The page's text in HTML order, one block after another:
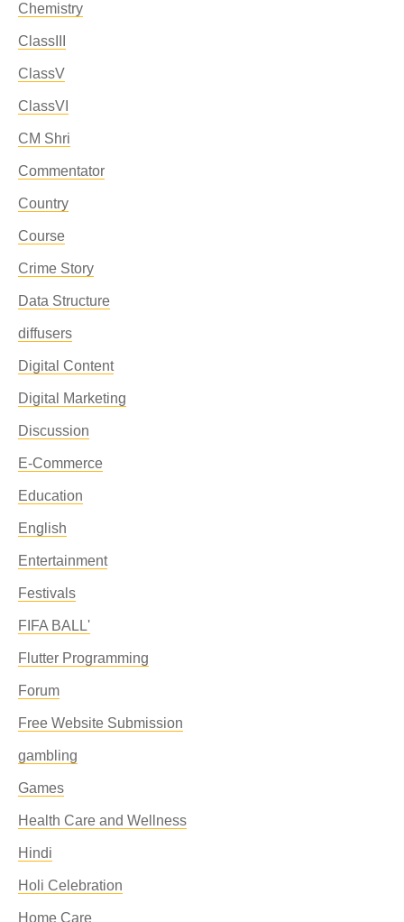
Chemistry
ClassIII
ClassV
ClassVI
CM Shri
Commentator
Country
Course
Crime Story
Data Structure
diffusers
Digital Content
Digital Marketing
Discussion
E-Commerce
Education
English
Entertainment
Festivals
FIFA BALL'
Flutter Programming
Forum
Free Website Submission
gambling
Games
Health Care and Wellness
Hindi
Holi Celebration
Home Care